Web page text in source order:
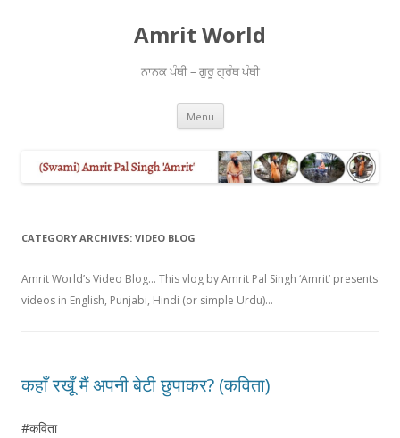
Amrit World
ਨਾਨਕ ਪੰਥੀ – ਗੁਰੂ ਗ੍ਰੰਥ ਪੰਥੀ
Menu Skip
content
CATEGORY ARCHIVES: VIDEO BLOG
Amrit World’s Video Blog… This vlog by Amrit Pal Singh ‘Amrit’ presents
videos in English, Punjabi, Hindi (or simple Urdu)…
कहाँ रखूँ मैं अपनी बेटी छुपाकर? (कविता)
#कविता